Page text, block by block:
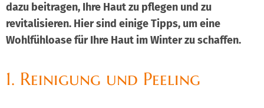
dazu beitragen, Ihre Haut zu pflegen und zu
revitalisieren. Hier sind einige Tipps, um eine
Wohlfühloase für Ihre Haut im Winter zu schaffen.
1. Reinigung und Peeling